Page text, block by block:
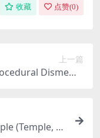
收藏 点赞(0)
上一篇
Dismemb
(Temple, C